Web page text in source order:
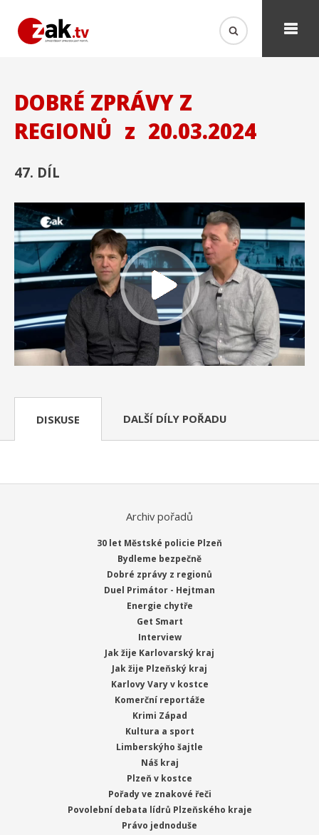
DOBRÉ ZPRÁVY Z
REGIONŮ z 20.03.2024
47. DÍL
DISKUSE DALŠÍ DÍLY POŘADU
Archiv pořadů
30 let Městské policie Plzeň
Bydleme bezpečně
Dobré zprávy z regionů
Duel Primátor - Hejtman
Energie chytře
Get Smart
Interview
Jak žije Karlovarský kraj
Jak žije Plzeňský kraj
Karlovy Vary v kostce
Komerční reportáže
Krimi Západ
Kultura a sport
Limberskýho šajtle
Náš kraj
Plzeň v kostce
Pořady ve znakové řeči
Povolební debata lídrů Plzeňského kraje
Právo jednoduše